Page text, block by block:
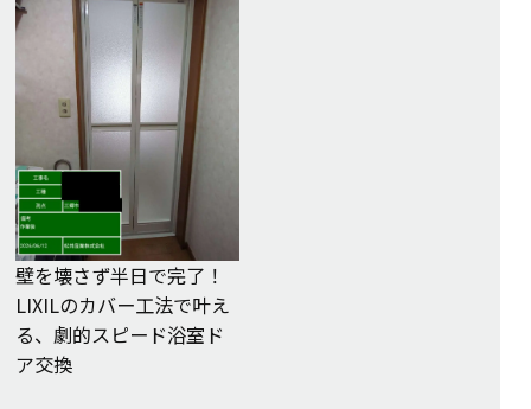
壁を壊さず半日で完了！
LIXILのカバー工法で叶え
る、劇的スピード浴室ド
ア交換